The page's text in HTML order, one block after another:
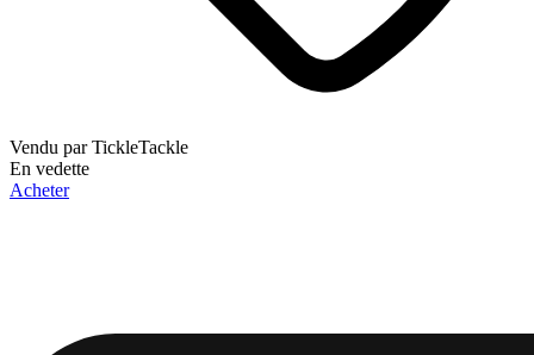
Vendu parTickleTackle
En vedette
Acheter